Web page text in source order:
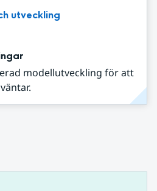
utveckling
modellutveckling för att